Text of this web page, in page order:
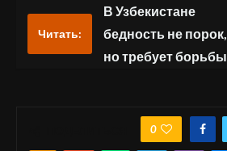
Читать:
В Узбекистане
бедность не порок,
но требует борьбы
0